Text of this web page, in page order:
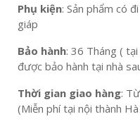
Phụ kiện: Sản phẩm có
giáp
Bảo hành: 36 Tháng (
được bảo hành tại nhà
Thời gian giao hàng:
(Miễn phí tại nội thành